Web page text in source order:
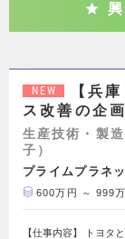
NEW
【兵
ス改善の企
生産技術・製
子）
プライムプラネ
600万円 ～ 999万
【仕事内容】 トヨタ